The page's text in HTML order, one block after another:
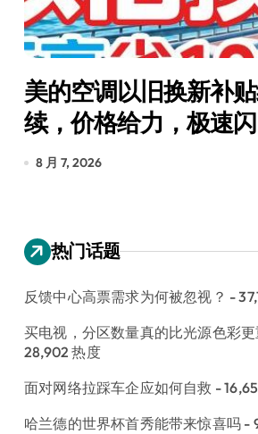
美的空调以旧换新补
续，价格给力，极速闪
装！
8 月 7, 2026
热门话题
反馈中心高票需求为何被忽视？ -
买电视，分区数量真的比光源色彩更
28,902 热度
面对网络拉踩车企应如何自救 -
哈兰德的世界杯首秀能带来惊喜吗 -